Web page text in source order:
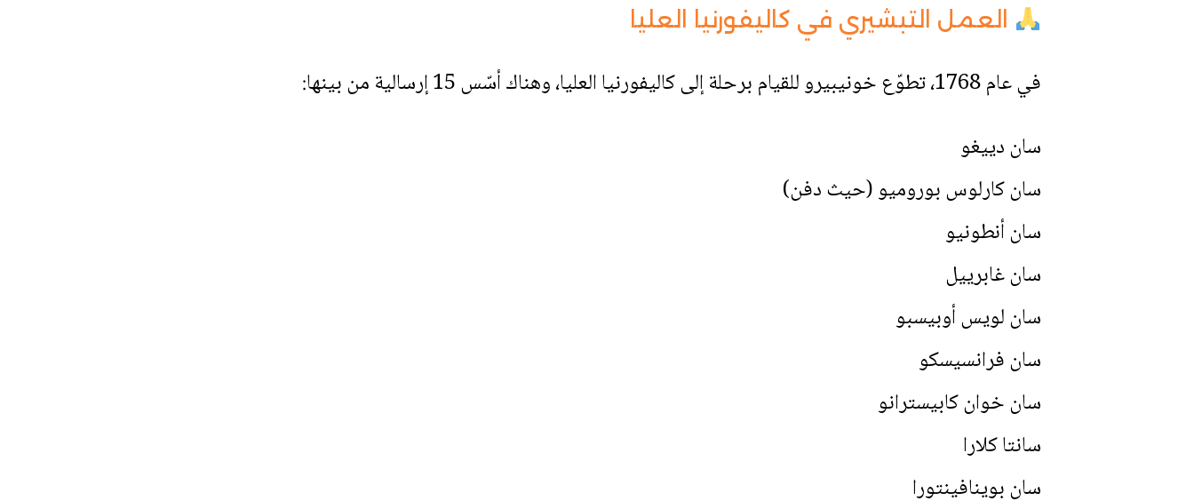
العمل التبشيري في كاليفورنيا العليا
في عام 1768، تطوّع خونيبيرو للقيام برحلة إلى كاليفورنيا العليا، وهناك أسّس 15 إرسالية من بينها:
سان دييغو
سان كارلوس بوروميو (حيث دفن)
سان أنطونيو
سان غابرييل
سان لويس أوبيسبو
سان فرانسيسكو
سان خوان كابيسترانو
سانتا كلارا
سان بوينافينتورا